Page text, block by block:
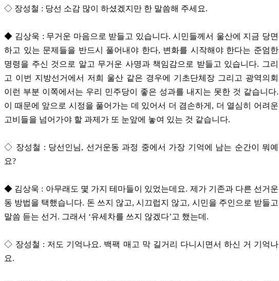
◇ 장성철 : 당선 소감 많이 하셨겠지만 한 말씀해 주세요.
◆ 김상욱 : 무거운 마음으로 받들고 있습니다. 시민들께서 울산에 지금 당면
하고 있는 문제들을 반드시 풀어내야 한다, 변화를 시작해야 한다는 준엄한
명령을 주신 것으로 알고 무거운 사명과 책임감으로 받들고 있습니다. 그리
고 이번 지방선거에서 저희 울산 같은 경우에 기초단체장 그리고 광역의회
이런 부분 이쪽에서는 우리 민주당이 좋은 성과를 내지는 못한 것 같습니다.
이 때문에 앞으로 시정을 풀어가는 데 있어서 더 겸손하게, 더 열심히 어려운
고비들을 넘어가야 할 과제가 또 눈앞에 놓여 있는 것 같습니다.
◇ 장성철 : 당선인님, 선거운동 과정 중에서 가장 기억에 남는 순간이 뭐예
요?
◆ 김상욱 : 아무래도 몇 가지 테마들이 있었는데요. 제가 기존과 다른 선거운
동 방법을 택했습니다. 돈 쓰지 않고, 시끄럽지 않고, 시민을 주인으로 받들고
말씀 듣는 선거. 그래서 ‘유세차를 쓰지 않겠다’고 했는데.
◇ 장성철 : 저도 기억나요. 백팩 매고 막 길거리 다니시면서 하신 거 기억나
요.